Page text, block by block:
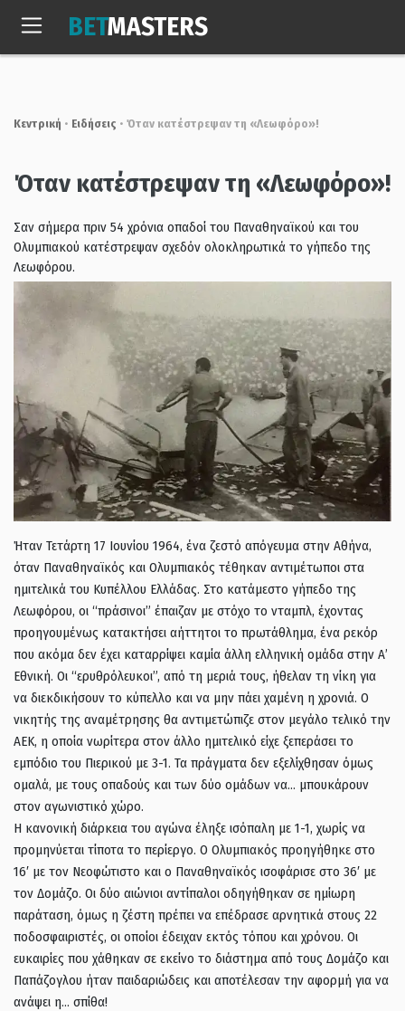
Σαβ, 8 Αυγ. 2026
BETMASTERS
Κεντρική • Ειδήσεις • Όταν κατέστρεψαν τη «Λεωφόρο»!
Όταν κατέστρεψαν τη «Λεωφόρο»!
Σαν σήμερα πριν 54 χρόνια οπαδοί του Παναθηναϊκού και του
Ολυμπιακού κατέστρεψαν σχεδόν ολοκληρωτικά το γήπεδο της
Λεωφόρου.
Ήταν Τετάρτη 17 Ιουνίου 1964, ένα ζεστό απόγευμα στην Αθήνα,
όταν Παναθηναϊκός και Ολυμπιακός τέθηκαν αντιμέτωποι στα
ημιτελικά του Κυπέλλου Ελλάδας. Στο κατάμεστο γήπεδο της
Λεωφόρου, οι “πράσινοι” έπαιζαν με στόχο το νταμπλ, έχοντας
προηγουμένως κατακτήσει αήττητοι το πρωτάθλημα, ένα ρεκόρ
που ακόμα δεν έχει καταρρίψει καμία άλλη ελληνική ομάδα στην Α’
Εθνική. Οι “ερυθρόλευκοι”, από τη μεριά τους, ήθελαν τη νίκη για
να διεκδικήσουν το κύπελλο και να μην πάει χαμένη η χρονιά. Ο
νικητής της αναμέτρησης θα αντιμετώπιζε στον μεγάλο τελικό την
ΑΕΚ, η οποία νωρίτερα στον άλλο ημιτελικό είχε ξεπεράσει το
εμπόδιο του Πιερικού με 3-1. Τα πράγματα δεν εξελίχθησαν όμως
ομαλά, με τους οπαδούς και των δύο ομάδων να… μπουκάρουν
στον αγωνιστικό χώρο.
Η κανονική διάρκεια του αγώνα έληξε ισόπαλη με 1-1, χωρίς να
προμηνύεται τίποτα το περίεργο. Ο Ολυμπιακός προηγήθηκε στο
16′ με τον Νεοφώτιστο και ο Παναθηναϊκός ισοφάρισε στο 36′ με
τον Δομάζο. Οι δύο αιώνιοι αντίπαλοι οδηγήθηκαν σε ημίωρη
παράταση, όμως η ζέστη πρέπει να επέδρασε αρνητικά στους 22
ποδοσφαιριστές, οι οποίοι έδειχαν εκτός τόπου και χρόνου. Οι
ευκαιρίες που χάθηκαν σε εκείνο το διάστημα από τους Δομάζο και
Παπάζογλου ήταν παιδαριώδεις και αποτέλεσαν την αφορμή για να
ανάψει η… σπίθα!